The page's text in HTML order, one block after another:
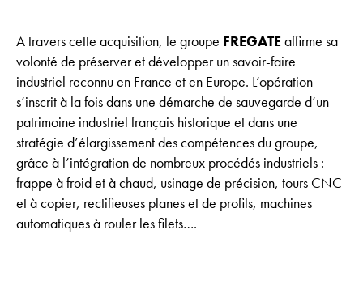
A travers cette acquisition, le groupe FREGATEaffirme sa
volonté de préserver et développer un savoir-faire
industriel reconnu en France et en Europe. L’opération
s’inscrit à la fois dans une démarche de sauvegarde d’un
patrimoine industriel français historique et dans une
stratégie d’élargissement des compétences du groupe,
grâce à l’intégration de nombreux procédés industriels :
frappe à froid et à chaud, usinage de précision, tours CNC
et à copier, rectifieuses planes et de profils, machines
automatiques à rouler les filets….